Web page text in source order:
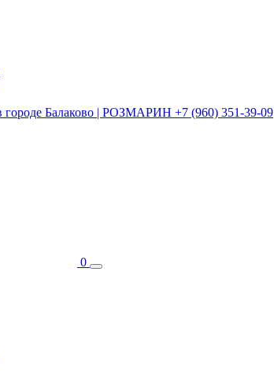
+7 (960) 351-39-09
0